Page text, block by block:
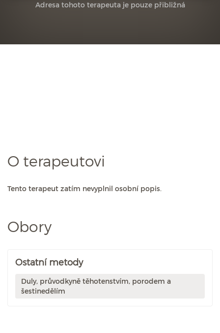
Adresa tohoto terapeuta je pouze přibližná
O terapeutovi
Tento terapeut zatím nevyplnil osobní popis.
Obory
Ostatní metody
Duly, průvodkyně těhotenstvím, porodem a
šestinedělím